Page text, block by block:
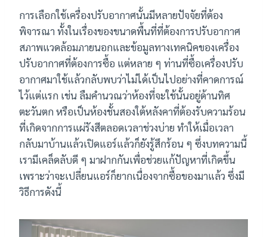
การเลือกใช้เครื่องปรับอากาศนั้นมีหลายปัจจัยที่ต้อง
พิจารณา ทั้งในเรื่องของขนาดพื้นที่ที่ต้องการปรับอากาศ
สภาพแวดล้อมภายนอกและข้อมูลทางเทคนิคของเครื่อง
ปรับอากาศที่ต้องการซื้อ แต่หลาย ๆ ท่านที่ซื้อเครื่องปรับ
อากาศมาใช้แล้วกลับพบว่าไม่ได้เป็นไปอย่างที่คาดการณ์
ไว้แต่แรก เช่น ลืมคำนวณว่าห้องที่จะใช้นั้นอยู่ด้านทิศ
ตะวันตก หรือเป็นห้องชั้นสองใต้หลังคาที่ต้องรับความร้อน
ที่เกิดจากการแผ่รังสีตลอดเวลาช่วงบ่าย ทำให้เมื่อเวลา
กลับมาบ้านแล้วเปิดแอร์แล้วก็ยังรู้สึกร้อน ๆ ซึ่งบทความนี้
เรามีเคล็ดลับดี ๆ มาฝากกันเพื่อช่วยแก้ปัญหาที่เกิดขึ้น
เพราะว่าจะเปลี่ยนแอร์ก็ยากเนื่องจากซื้อของมาแล้ว ซึ่งมี
วิธีการดังนี้